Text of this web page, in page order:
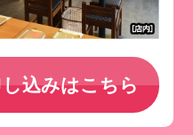
込みはこちら